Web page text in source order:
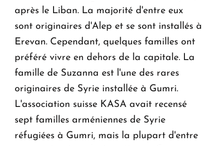
après le Liban. La majorité d'entre eux
sont originaires d'Alep et se sont installés à
Erevan. Cependant, quelques familles ont
préféré vivre en dehors de la capitale. La
famille de Suzanna est l'une des rares
originaires de Syrie installée à Gumri.
L'association suisse KASA avait recensé
sept familles arméniennes de Syrie
réfugiées à Gumri, mais la plupart d'entre